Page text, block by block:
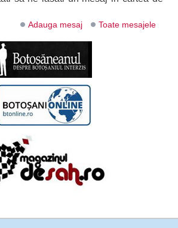
Adauga mesaj Toate mesajele